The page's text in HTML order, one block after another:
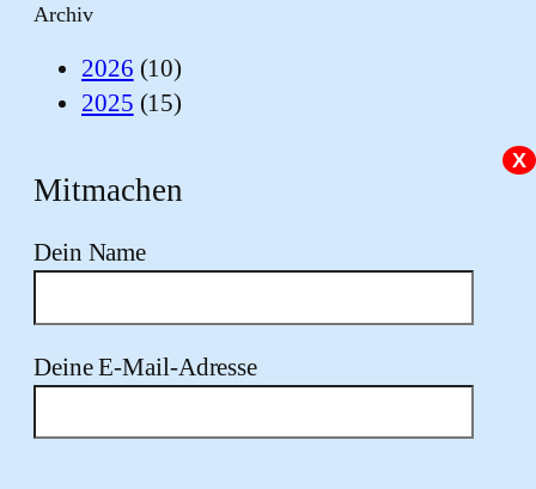
Archiv
2026 (10)
2025 (15)
X
Mitmachen
Dein Name
Deine E-Mail-Adresse